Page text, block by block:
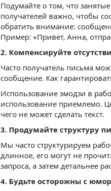
Подумайте о том, что
получателей важно, чтобы
обратить внимание:
Пример: «Привет, Анна,
2. Компенсируйте
Часто получатель письма
сообщение. Как
Использование эмодзи в
использование приемлемо.
чего не может сделать текст.
3. Продумайте структуру
Мы часто структурируем
длинное, его могут не
запроса, а затем детальнее
4. Будьте осторожны с